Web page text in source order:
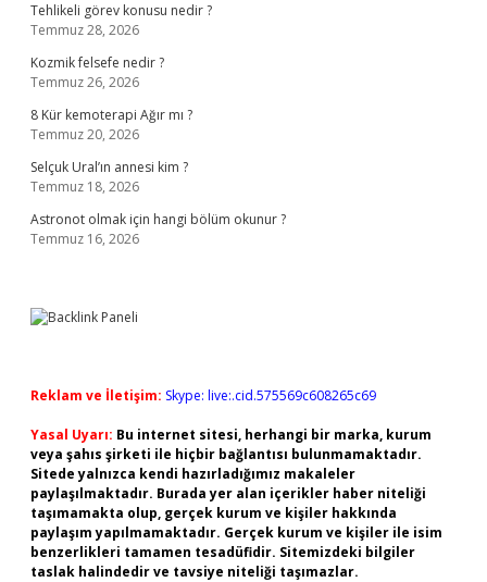
Tehlikeli görev konusu nedir ?
Temmuz 28, 2026
Kozmik felsefe nedir ?
Temmuz 26, 2026
8 Kür kemoterapi Ağır mı ?
Temmuz 20, 2026
Selçuk Ural’ın annesi kim ?
Temmuz 18, 2026
Astronot olmak için hangi bölüm okunur ?
Temmuz 16, 2026
Reklam ve İletişim: Skype: live:.cid.575569c608265c69
Yasal Uyarı: Bu internet sitesi, herhangi bir marka, kurum
veya şahıs şirketi ile hiçbir bağlantısı bulunmamaktadır.
Sitede yalnızca kendi hazırladığımız makaleler
paylaşılmaktadır. Burada yer alan içerikler haber niteliği
taşımamakta olup, gerçek kurum ve kişiler hakkında
paylaşım yapılmamaktadır. Gerçek kurum ve kişiler ile isim
benzerlikleri tamamen tesadüfidir. Sitemizdeki bilgiler
taslak halindedir ve tavsiye niteliği taşımazlar.